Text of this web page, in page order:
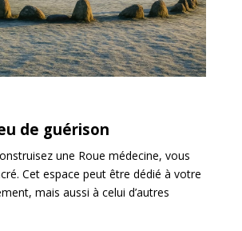
de guérison
une Roue médecine, vous
Cet espace peut être dédié à votre
mais aussi à celui d’autres